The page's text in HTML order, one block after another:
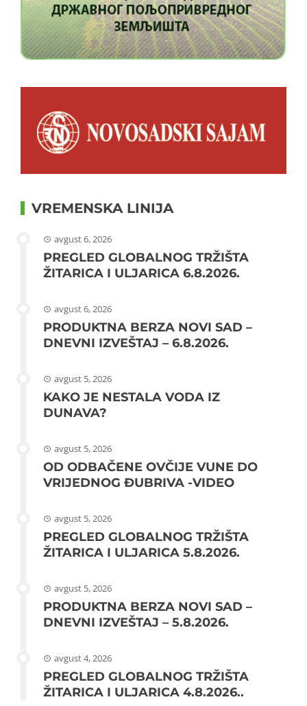
VREMENSKA LINIJA
avgust 6, 2026
PREGLED GLOBALNOG TRŽIŠTA
ŽITARICA I ULJARICA 6.8.2026.
avgust 6, 2026
PRODUKTNA BERZA NOVI SAD –
DNEVNI IZVEŠTAJ – 6.8.2026.
avgust 5, 2026
KAKO JE NESTALA VODA IZ
DUNAVA?
avgust 5, 2026
OD ODBAČENE OVČIJE VUNE DO
VRIJEDNOG ĐUBRIVA -VIDEO
avgust 5, 2026
PREGLED GLOBALNOG TRŽIŠTA
ŽITARICA I ULJARICA 5.8.2026.
avgust 5, 2026
PRODUKTNA BERZA NOVI SAD –
DNEVNI IZVEŠTAJ – 5.8.2026.
avgust 4, 2026
PREGLED GLOBALNOG TRŽIŠTA
ŽITARICA I ULJARICA 4.8.2026..